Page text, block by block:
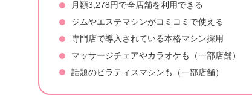
月額3,278円で全店舗を利用できる
ジムやエステマシンがコミコミで使える
専門店で導入されている本格マシン採用
マッサージチェアやカラオケも（一部店舗）
話題のピラティスマシンも（一部店舗）